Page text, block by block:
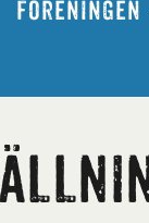
Föreningen